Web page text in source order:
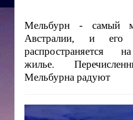
Мельбурн - самый
Австралии, и его
распространяется
жилье.
Мельбурна радуют